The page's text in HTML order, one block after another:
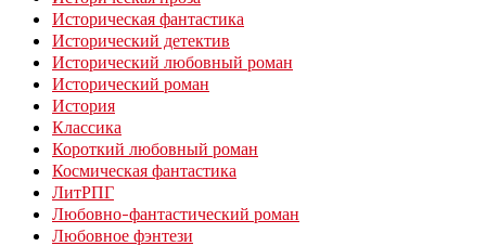
Историческая фантастика
Исторический детектив
Исторический любовный роман
Исторический роман
История
Классика
Короткий любовный роман
Космическая фантастика
ЛитРПГ
Любовно-фантастический роман
Любовное фэнтези